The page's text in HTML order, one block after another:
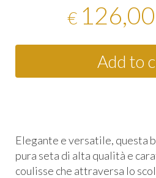
€ 126,00
Add to
Elegante e versatile, questa
pura seta di alta qualità e
coulisse che attraversa lo